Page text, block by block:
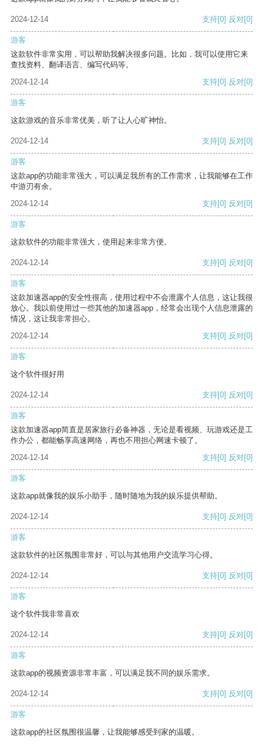
2024-12-14 支持[0] 反对[0]
游客
这款软件非常实用，可以帮助我解决很多问题。比如，我可以使用它来
查找资料、翻译语言、编写代码等。
2024-12-14
支持[0] 反对[0]
游客
这款游戏的音乐非常优美，听了让人心旷神怡。
2024-12-14 支持[0] 反对[0]
游客
这款app的功能非常强大，可以满足我所有的工作需求，让我能够在工作
中游刃有余。
2024-12-14
支持[0] 反对[0]
游客
这款软件的功能非常强大，使用起来非常方便。
2024-12-14 支持[0] 反对[0]
游客
这款加速器app的安全性很高，使用过程中不会泄露个人信息，这让我很
放心。我以前使用过一些其他的加速器app，经常会出现个人信息泄露的
情况，这让我非常担心。
2024-12-14
支持[0] 反对[0]
游客
这个软件很好用
2024-12-14 支持[0] 反对[0]
游客
这款加速器app简直是居家旅行必备神器，无论是看视频、玩游戏还是工
作办公，都能畅享高速网络，再也不用担心网速卡顿了。
2024-12-14
支持[0] 反对[0]
游客
这款app就像我的娱乐小助手，随时随地为我的娱乐提供帮助。
2024-12-14 支持[0] 反对[0]
游客
这款软件的社区氛围非常好，可以与其他用户交流学习心得。
2024-12-14 支持[0] 反对[0]
游客
这个软件我非常喜欢
2024-12-14 支持[0] 反对[0]
游客
这款app的视频资源非常丰富，可以满足我不同的娱乐需求。
2024-12-14 支持[0] 反对[0]
游客
这款app的社区氛围很温馨，让我能够感受到家的温暖。